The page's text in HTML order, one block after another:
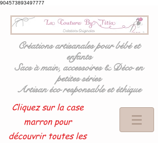
904573893497777
Créations artisanales pour bébé et
enfants
Sacs à main, accessoires & Déco en
petites séries
Artisan éco responsable et éthique
Cliquez sur la case
marron pour
découvrir toutes les